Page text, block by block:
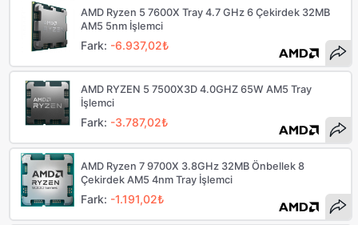
AMD Ryzen 5 7600X Tray 4.7 GHz 6 Çekirdek 32MB
AM5 5nm İşlemci
Fark: -6.937,02₺
AMD RYZEN 5 7500X3D 4.0GHZ 65W AM5 Tray
İşlemci
Fark: -3.787,02₺
AMD Ryzen 7 9700X 3.8GHz 32MB Önbellek 8
Çekirdek AM5 4nm Tray İşlemci
Fark: -1.191,02₺